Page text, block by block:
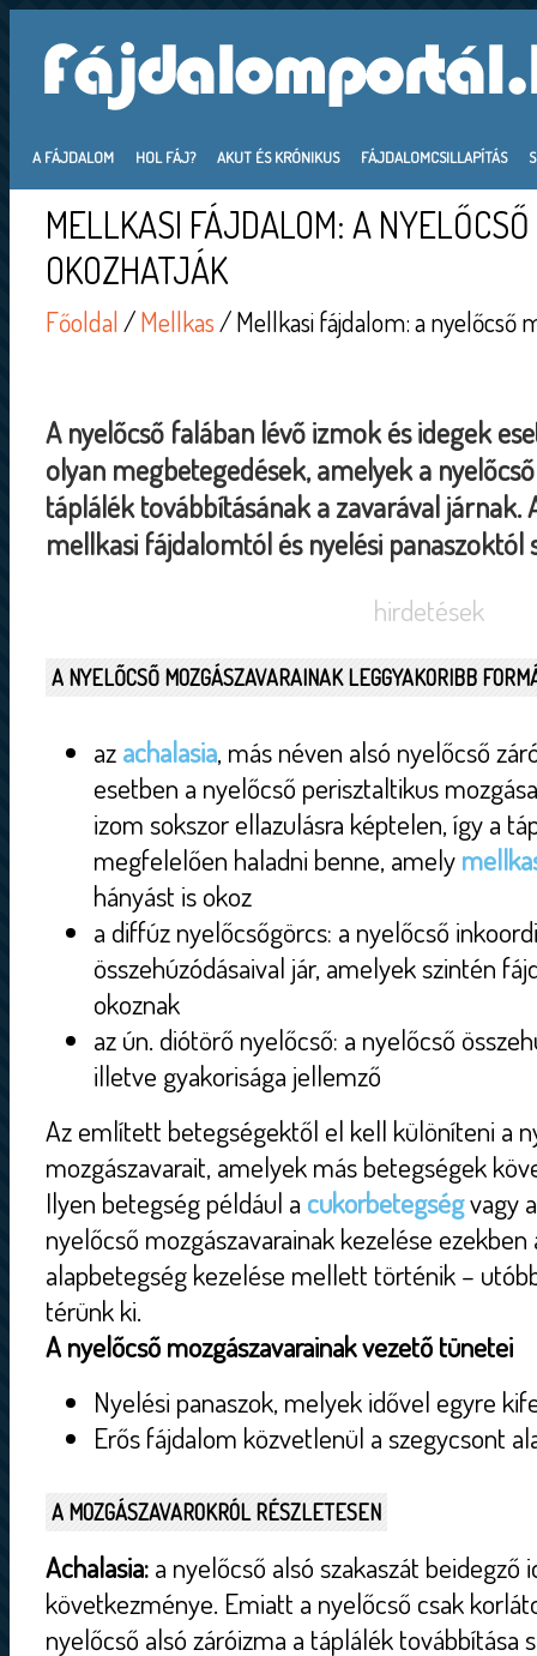
A FÁJDALOM HOL FÁJ? AKUT ÉS KRÓNIKUS FÁJDALOMCSILLAPÍTÁS
MELLKASI FÁJDALOM: A
OKOZHATJÁK
Főoldal/Mellkas/ Mellkasi fájdalom: a nyelőcső
A nyelőcső falában lévő izmok és idegek
olyan megbetegedések, amelyek a
táplálék továbbításának a zavarával járnak.
mellkasi fájdalomtól és nyelési panaszoktól
hirdetések
A NYELŐCSŐ MOZGÁSZAVARAINAK LEGGYAKORIBB
az achalasia, más néven alsó nyelőcső
esetben a nyelőcső perisztaltikus
izom sokszor ellazulásra képtelen, így a
megfelelően haladni benne, amely
hányást is okoz
a diffúz nyelőcsőgörcs: a nyelőcső
összehúzódásaival jár, amelyek szintén
okoznak
az ún. diótörő nyelőcső: a nyelőcső
illetve gyakorisága jellemző
Az említett betegségektől el kell különíteni a
mozgászavarait, amelyek más betegségek
Ilyen betegség például a cukorbetegségvagy
nyelőcső mozgászavarainak kezelése
alapbetegség kezelése mellett történik –
térünk ki.
A nyelőcső mozgászavarainak vezető tünetei
Nyelési panaszok, melyek idővel egyre
Erős fájdalom közvetlenül a szegycsont
A MOZGÁSZAVAROKRÓL RÉSZLETESEN
Achalasia: a nyelőcső alsó szakaszát beidegző
következménye. Emiatt a nyelőcső csak
nyelőcső alsó záróizma a táplálék továbbítása